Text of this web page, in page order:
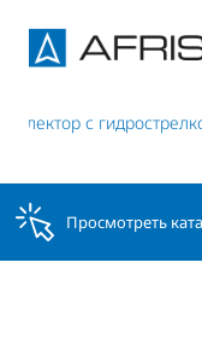
с
Просмотреть